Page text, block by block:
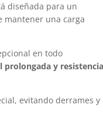
diseñada para un
mantener una carga
en todo
y resistencia
evitando derrames y